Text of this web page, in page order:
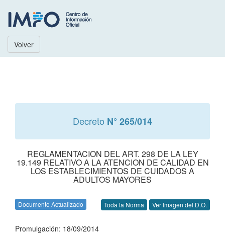
Volver
Decreto N° 265/014
REGLAMENTACION DEL ART. 298 DE LA LEY
19.149 RELATIVO A LA ATENCION DE CALIDAD EN
LOS ESTABLECIMIENTOS DE CUIDADOS A
ADULTOS MAYORES
Documento Actualizado Toda la Norma Ver Imagen del D.O.
Promulgación: 18/09/2014